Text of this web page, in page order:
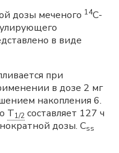
дозы меченого 14С-
в виде
при
в дозе 2 мг
накопления 6.
T1/2 составляет 127 ч
дозы. Сss